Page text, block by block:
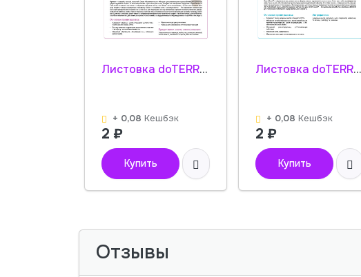
Листовка doTERRA "Безмятежность. Смесь масел" 31090001 / 49530001
+ 0,08 Кешбэк
2 ₽
Купить
Листовка doTERRA "Ароматач. Смесь масел" 31200001
+ 0,08Кешбэк
2 ₽
Купить
Отзывы